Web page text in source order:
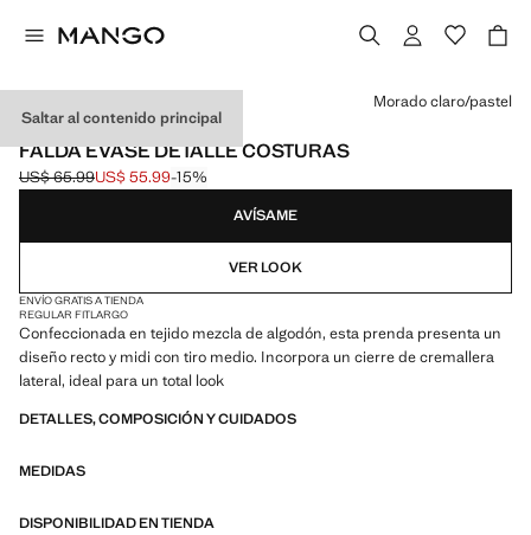
Saltar al contenido principal
MANGO STARRING HAILEY BIEBER
FALDA EVASÉ DETALLE COSTURAS
Precio inicial tachado [US$ 65.99 ]
US$ 65.99
Precio actual [US$ 55.99 ]
US$ 55.99-15%
Selecciona un color
Morado claro/pastel
AVÍSAME
VER LOOK
ENVÍO GRATIS A TIENDA
REGULAR FITLARGO
Confeccionada en tejido mezcla de algodón, esta prenda presenta un
diseño recto y midi con tiro medio. Incorpora un cierre de cremallera
lateral, ideal para un total look
DETALLES, COMPOSICIÓN Y CUIDADOS
MEDIDAS
DISPONIBILIDAD EN TIENDA